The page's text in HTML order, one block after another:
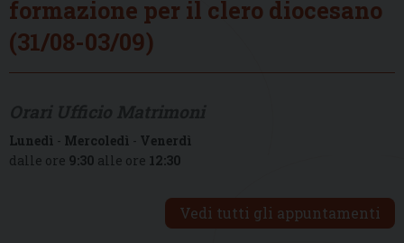
formazione per il clero diocesano
(31/08-03/09)
Lunedì - Mercoledì - Venerdì
dalle ore 9:30 alle ore 12:30
Vedi tutti gli appuntamenti